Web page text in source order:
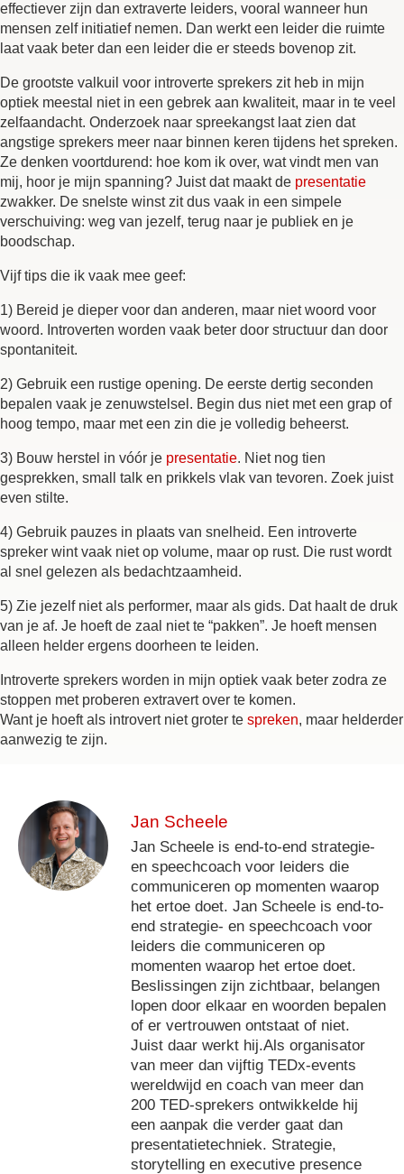
effectiever zijn dan extraverte leiders, vooral wanneer hun
mensen zelf initiatief nemen. Dan werkt een leider die ruimte
laat vaak beter dan een leider die er steeds bovenop zit.
De grootste valkuil voor introverte sprekers zit heb in mijn
optiek meestal niet in een gebrek aan kwaliteit, maar in te veel
zelfaandacht. Onderzoek naar spreekangst laat zien dat
angstige sprekers meer naar binnen keren tijdens het spreken.
Ze denken voortdurend: hoe kom ik over, wat vindt men van
mij, hoor je mijn spanning? Juist dat maakt de presentatie
zwakker. De snelste winst zit dus vaak in een simpele
verschuiving: weg van jezelf, terug naar je publiek en je
boodschap.
Vijf tips die ik vaak mee geef:
1) Bereid je dieper voor dan anderen, maar niet woord voor
woord. Introverten worden vaak beter door structuur dan door
spontaniteit.
2) Gebruik een rustige opening. De eerste dertig seconden
bepalen vaak je zenuwstelsel. Begin dus niet met een grap of
hoog tempo, maar met een zin die je volledig beheerst.
3) Bouw herstel in vóór je presentatie. Niet nog tien
gesprekken, small talk en prikkels vlak van tevoren. Zoek juist
even stilte.
4) Gebruik pauzes in plaats van snelheid. Een introverte
spreker wint vaak niet op volume, maar op rust. Die rust wordt
al snel gelezen als bedachtzaamheid.
5) Zie jezelf niet als performer, maar als gids. Dat haalt de druk
van je af. Je hoeft de zaal niet te “pakken”. Je hoeft mensen
alleen helder ergens doorheen te leiden.
Introverte sprekers worden in mijn optiek vaak beter zodra ze
stoppen met proberen extravert over te komen.
Want je hoeft als introvert niet groter te spreken, maar helderder
aanwezig te zijn.
Jan Scheele
Jan Scheele is end-to-end strategie-
en speechcoach voor leiders die
communiceren op momenten waarop
het ertoe doet. Jan Scheele is end-to-
end strategie- en speechcoach voor
leiders die communiceren op
momenten waarop het ertoe doet.
Beslissingen zijn zichtbaar, belangen
lopen door elkaar en woorden bepalen
of er vertrouwen ontstaat of niet.
Juist daar werkt hij.Als organisator
van meer dan vijftig TEDx-events
wereldwijd en coach van meer dan
200 TED-sprekers ontwikkelde hij
een aanpak die verder gaat dan
presentatietechniek. Strategie,
storytelling en executive presence